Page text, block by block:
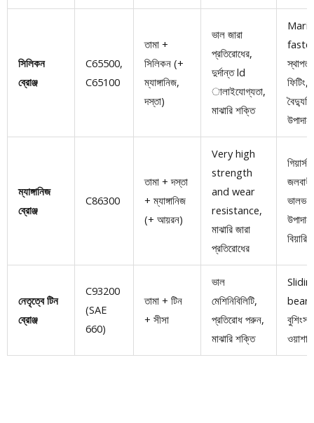
সিলিকন
ব্রোঞ্জ
C65500,
C65100
তামা +
সিলিকন (+
ম্যাঙ্গানিজ,
দস্তা)
ভাল জারা
প্রতিরোধের,
দুর্দান্ত ld
ালাইযোগ্যতা,
মাঝারি শক্তি
স্থাপত্য
ফিটিং,
উপাদান
ম্যাঙ্গানিজ
ব্রোঞ্জ
C86300
তামা + দস্তা
+ ম্যাঙ্গানিজ
(+ আয়রন)
Very high
strength
and wear
resistance,
মাঝারি জারা
প্রতিরোধের
গিয়ার্স,
ভালভ
উপাদান,
নেতৃত্বে টিন
ব্রোঞ্জ
C93200
(SAE
660)
তামা + টিন
+ সীসা
ভাল
মেশিনিবিলিটি,
প্রতিরোধ পরুন,
মাঝারি শক্তি
বুশিংস,
ওয়াশার